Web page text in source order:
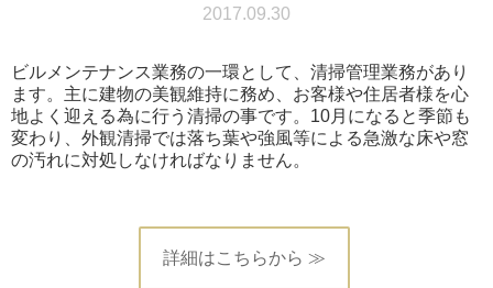
2017.09.30
ビルメンテナンス業務の一環として、清掃管理業務があり
ます。主に建物の美観維持に務め、お客様や住居者様を心
地よく迎える為に行う清掃の事です。10月になると季節も
変わり、外観清掃では落ち葉や強風等による急激な床や窓
の汚れに対処しなければなりません。
詳細はこちらから ≫